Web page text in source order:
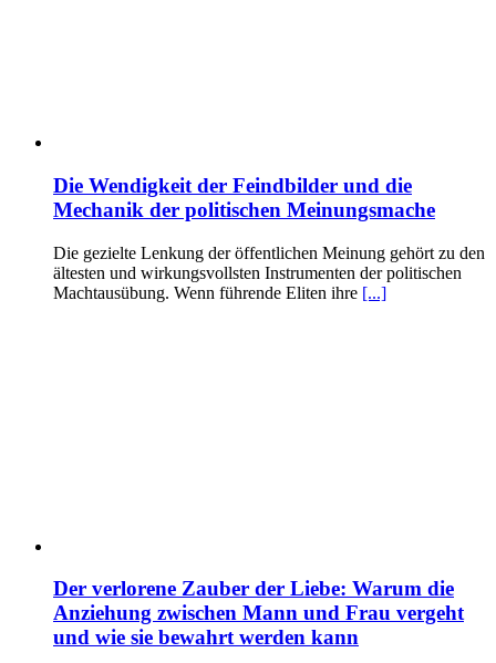
Die Wendigkeit der Feindbilder und die
Mechanik der politischen Meinungsmache
Die gezielte Lenkung der öffentlichen Meinung gehört zu den
ältesten und wirkungsvollsten Instrumenten der politischen
Machtausübung. Wenn führende Eliten ihre [...]
Der verlorene Zauber der Liebe: Warum die
Anziehung zwischen Mann und Frau vergeht
und wie sie bewahrt werden kann